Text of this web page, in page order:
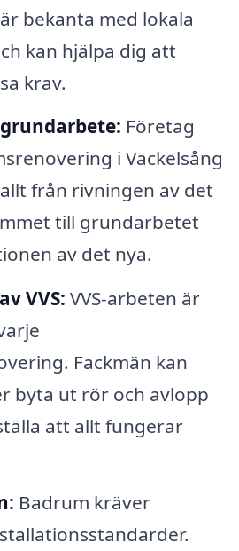
bekanta med lokala
kan hjälpa dig att
krav.
Företag
i Väckelsång
från rivningen av det
till grundarbetet
av det nya.
VVS: VVS-arbeten är
Fackmän kan
byta ut rör och avlopp
att allt fungerar
Badrum kräver